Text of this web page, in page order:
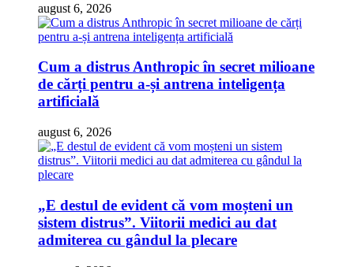
august 6, 2026
Cum a distrus Anthropic în secret milioane
de cărți pentru a-și antrena inteligența
artificială
august 6, 2026
„E destul de evident că vom moșteni un
sistem distrus”. Viitorii medici au dat
admiterea cu gândul la plecare